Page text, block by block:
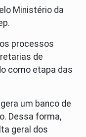
Ministério da
processos
de
como etapa das
um banco de
Dessa forma,
geral dos